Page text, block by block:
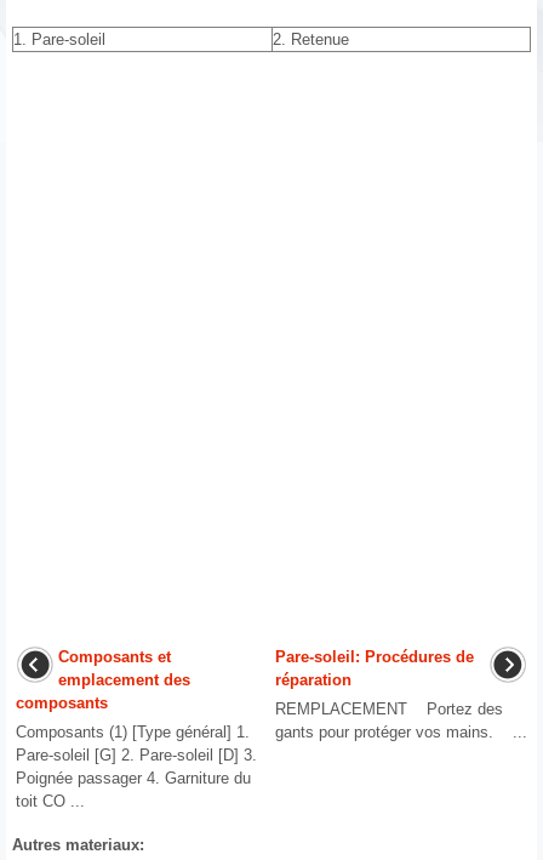
1. Pare-soleil 2. Retenue
Composants et
emplacement des
composants
Composants (1) [Type général] 1.
Pare-soleil [G] 2. Pare-soleil [D] 3.
Poignée passager 4. Garniture du
toit CO ...
Pare-soleil: Procédures de
réparation
REMPLACEMENT Portez des
gants pour protéger vos mains. ...
Autres materiaux: